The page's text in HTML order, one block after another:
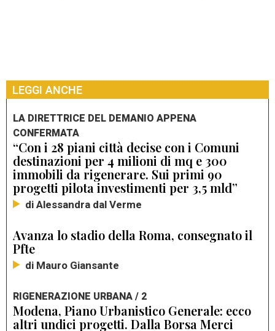
LEGGI ANCHE
LA DIRETTRICE DEL DEMANIO APPENA
CONFERMATA
“Con i 28 piani città decise con i Comuni
destinazioni per 4 milioni di mq e 300
immobili da rigenerare. Sui primi 90
progetti pilota investimenti per 3,5 mld”
di Alessandra dal Verme
Avanza lo stadio della Roma, consegnato il
Pfte
di Mauro Giansante
RIGENERAZIONE URBANA / 2
Modena, Piano Urbanistico Generale: ecco
altri undici progetti. Dalla Borsa Merci